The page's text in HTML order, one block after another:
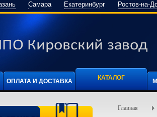
Самара Екатеринбург Ростов-на-
ОПЛАТА И ДОСТАВКА КАТАЛОГ
Главная